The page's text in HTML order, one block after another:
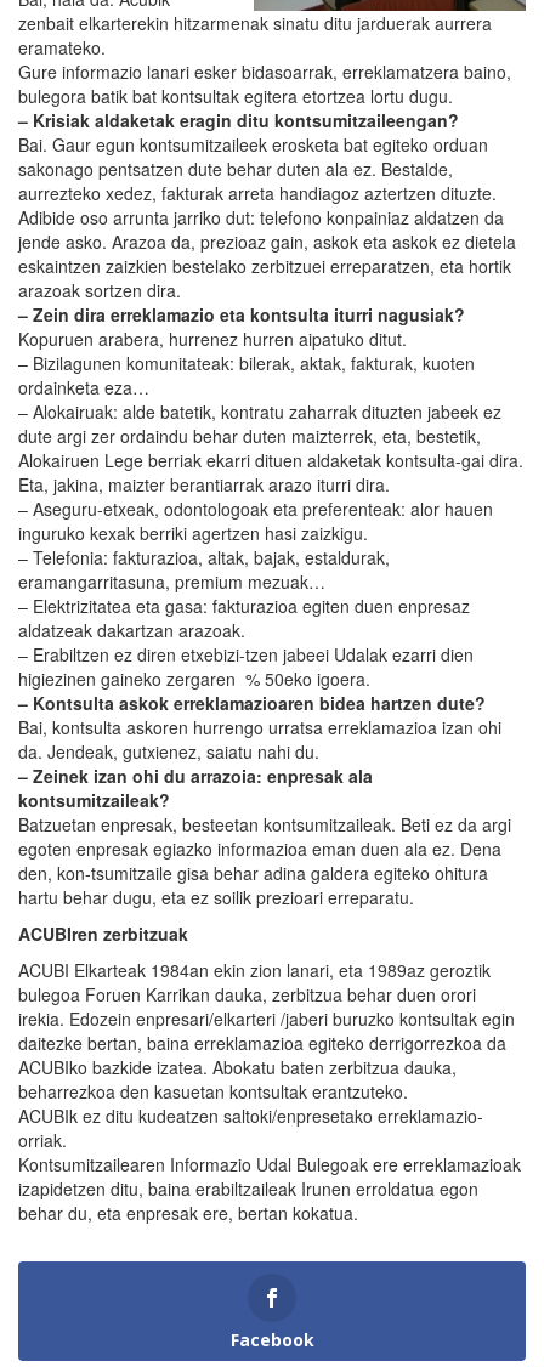
zenbait elkarterekin hitzarmenak sinatu ditu jarduerak aurrera
eramateko.
Gure informazio lanari esker bidasoarrak, erreklamatzera baino,
bulegora batik bat kontsultak egitera etortzea lortu dugu.
– Krisiak aldaketak eragin ditu kontsumitzaileengan?
Bai. Gaur egun kontsumitzaileek erosketa bat egiteko orduan
sakonago pentsatzen dute behar duten ala ez. Bestalde,
aurrezteko xedez, fakturak arreta handiagoz aztertzen dituzte.
Adibide oso arrunta jarriko dut: telefono konpainiaz aldatzen da
jende asko. Arazoa da, prezioaz gain, askok eta askok ez dietela
eskaintzen zaizkien bestelako zerbitzuei erreparatzen, eta hortik
arazoak sortzen dira.
– Zein dira erreklamazio eta kontsulta iturri nagusiak?
Kopuruen arabera, hurrenez hurren aipatuko ditut.
– Bizilagunen komunitateak: bilerak, aktak, fakturak, kuoten
ordainketa eza…
– Alokairuak: alde batetik, kontratu zaharrak dituzten jabeek ez
dute argi zer ordaindu behar duten maizterrek, eta, bestetik,
Alokairuen Lege berriak ekarri dituen aldaketak kontsulta-gai dira.
Eta, jakina, maizter berantiarrak arazo iturri dira.
– Aseguru-etxeak, odontologoak eta preferenteak: alor hauen
inguruko kexak berriki agertzen hasi zaizkigu.
– Telefonia: fakturazioa, altak, bajak, estaldurak,
eramangarritasuna, premium mezuak…
– Elektrizitatea eta gasa: fakturazioa egiten duen enpresaz
aldatzeak dakartzan arazoak.
– Erabiltzen ez diren etxebizi-tzen jabeei Udalak ezarri dien
higiezinen gaineko zergaren % 50eko igoera.
– Kontsulta askok erreklamazioaren bidea hartzen dute?
Bai, kontsulta askoren hurrengo urratsa erreklamazioa izan ohi
da. Jendeak, gutxienez, saiatu nahi du.
– Zeinek izan ohi du arrazoia: enpresak ala
kontsumitzaileak?
Batzuetan enpresak, besteetan kontsumitzaileak. Beti ez da argi
egoten enpresak egiazko informazioa eman duen ala ez. Dena
den, kon-tsumitzaile gisa behar adina galdera egiteko ohitura
hartu behar dugu, eta ez soilik prezioari erreparatu.
ACUBIren zerbitzuak
ACUBI Elkarteak 1984an ekin zion lanari, eta 1989az geroztik
bulegoa Foruen Karrikan dauka, zerbitzua behar duen orori
irekia. Edozein enpresari/elkarteri /jaberi buruzko kontsultak egin
daitezke bertan, baina erreklamazioa egiteko derrigorrezkoa da
ACUBIko bazkide izatea. Abokatu baten zerbitzua dauka,
beharrezkoa den kasuetan kontsultak erantzuteko.
ACUBIk ez ditu kudeatzen saltoki/enpresetako erreklamazio-
orriak.
Kontsumitzailearen Informazio Udal Bulegoak ere erreklamazioak
izapidetzen ditu, baina erabiltzaileak Irunen erroldatua egon
behar du, eta enpresak ere, bertan kokatua.
Facebook